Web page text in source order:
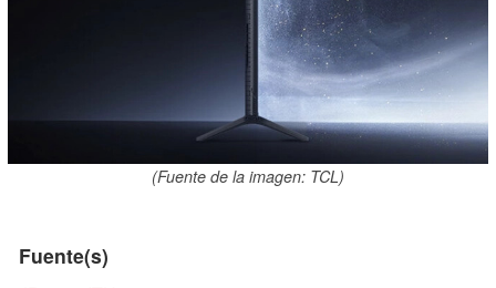
(Fuente de la imagen: TCL)
Fuente(s)